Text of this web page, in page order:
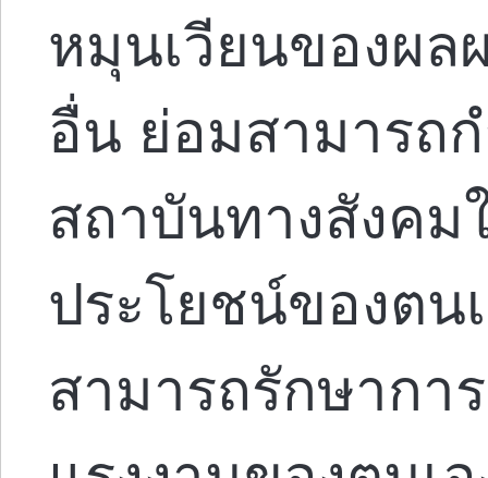
หมุนเวียนของผล
อื่น ย่อมสามารถ
สถาบันทางสังคม
ประโยชน์ของตน
สามารถรักษากา